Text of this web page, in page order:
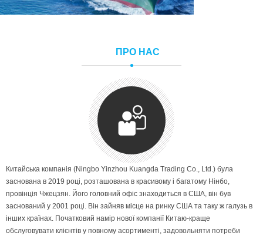
ПРО НАС
Китайська компанія (Ningbo Yinzhou Kuangda Trading Co., Ltd.) була
заснована в 2019 році, розташована в красивому і багатому Нінбо,
провінція Чжецзян. Його головний офіс знаходиться в США, він був
заснований у 2001 році. Він зайняв місце на ринку США та таку ж галузь в
інших країнах. Початковий намір нової компанії Китаю-краще
обслуговувати клієнтів у повному асортименті, задовольняти потреби